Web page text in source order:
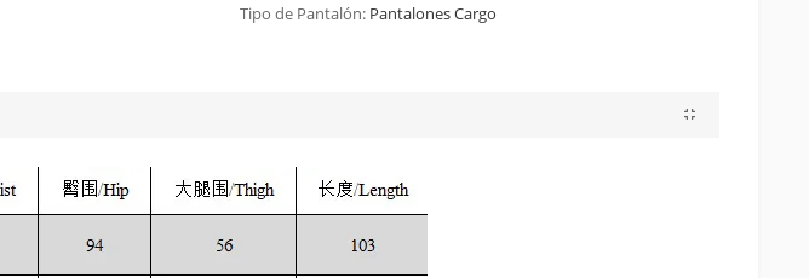
Tipo de Pantalón: Pantalones Cargo